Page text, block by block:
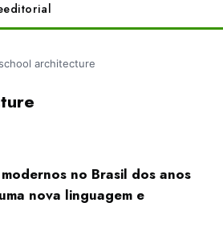
editorial
school architecture
no Brasil dos anos
nova linguagem e